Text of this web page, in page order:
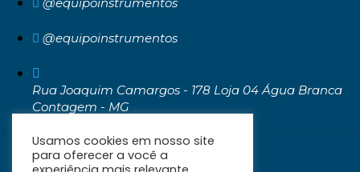
@equipoinstrumentos
Rua Joaquim Camargos - 178 Loja 04 Água Branca
Contagem - MG
Usamos cookies em nosso site
para oferecer a você a